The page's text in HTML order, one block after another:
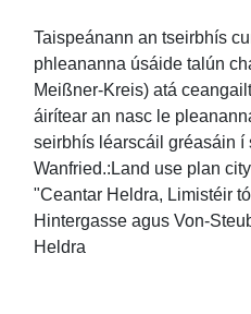
Taispeánann an tseirbhís
phleananna úsáide talún
Meißner-Kreis) atá
áirítear an nasc le
seirbhís léarscáil gréasáin í
Wanfried.:Land use plan
"Ceantar Heldra, Limistéir
Hintergasse agus Von-
Heldra